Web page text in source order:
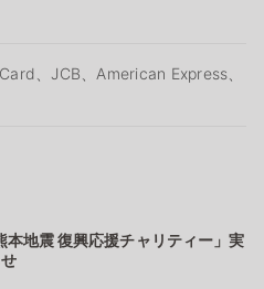
、JCB、American Express、
本地震 復興応援チャリティー」実